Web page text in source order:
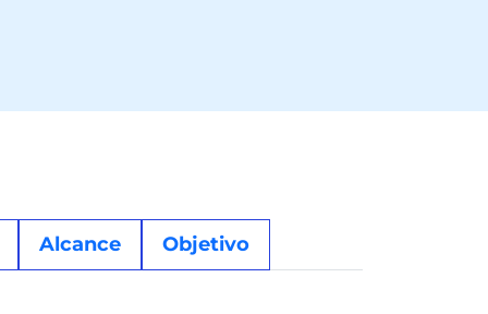
Alcance Objetivo